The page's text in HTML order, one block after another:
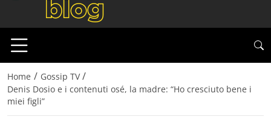
Home / Gossip TV /
Denis Dosio e i contenuti osé, la madre: “Ho cresciuto bene i
miei figli”